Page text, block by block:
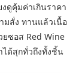
ดูคุ้มค่าเกินราคา
มสั่ง ทานแล้วเนื้อ
ซอส Red Wine
ได้สุกทั่วถึงทั้งชิ้น